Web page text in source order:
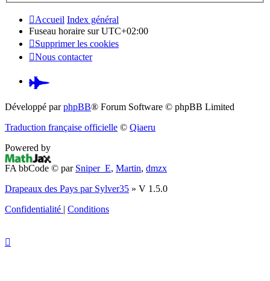
Accueil Index général
Fuseau horaire surUTC+02:00
Supprimer les cookies
Nous contacter
Pardus.at
(S’ouvre
nouvel
Développé parphpBB® Forum Software © phpBB Limited
Traduction française officielle © Qiaeru
Powered by
FA bbCode © par Sniper_E, Martin, dmzx
Drapeaux des Pays par Sylver35 » V 1.5.0
Confidentialité | Conditions